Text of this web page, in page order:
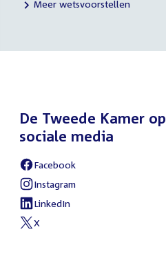
Meer wetsvoorstellen
De Tweede Kamer op
sociale media
External
link:
Facebook
External
link:
Instagram
External
link:
LinkedIn
External
X